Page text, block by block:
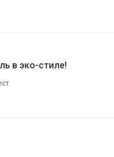
в эко-стиле!